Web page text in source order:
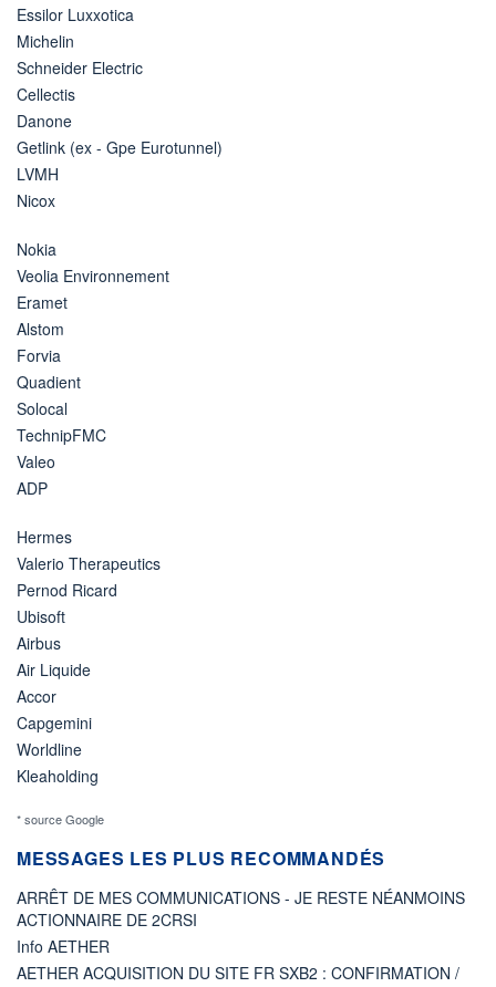
Essilor Luxxotica
Michelin
Schneider Electric
Cellectis
Danone
Getlink (ex - Gpe Eurotunnel)
LVMH
Nicox
Nokia
Veolia Environnement
Eramet
Alstom
Forvia
Quadient
Solocal
TechnipFMC
Valeo
ADP
Hermes
Valerio Therapeutics
Pernod Ricard
Ubisoft
Airbus
Air Liquide
Accor
Capgemini
Worldline
Kleaholding
* source Google
MESSAGES LES PLUS RECOMMANDÉS
ARRÊT DE MES COMMUNICATIONS - JE RESTE NÉANMOINS
ACTIONNAIRE DE 2CRSI
Info AETHER
AETHER ACQUISITION DU SITE FR SXB2 : CONFIRMATION /